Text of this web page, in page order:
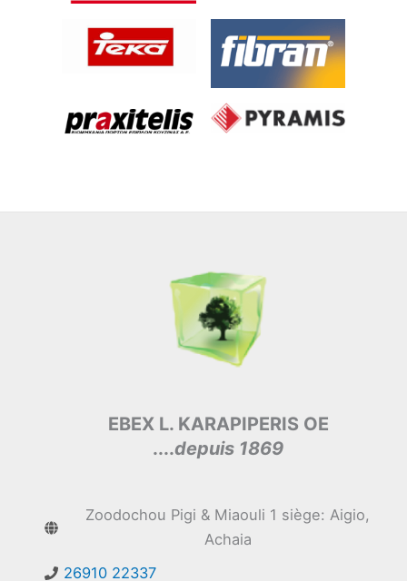
EBEX L. KARAPIPERIS OE
....depuis 1869
Zoodochou Pigi & Miaouli 1 siège: Aigio,
Achaia
26910 22337